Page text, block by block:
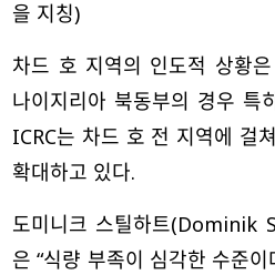
을 지칭)
차드 호 지역의 인도적 상황
나이지리아 북동부의 경우 특
ICRC는 차드 호 전 지역에 걸
확대하고 있다.
도미니크 스틸하트(Dominik
은 “식량 부족이 심각한 수준